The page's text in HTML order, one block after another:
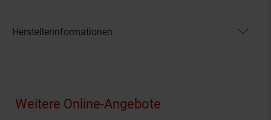
Herstellerinformationen
Fußzeile
Weitere Online-Angebote